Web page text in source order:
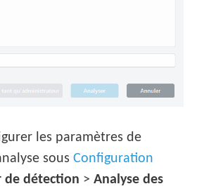
les paramètres de
sousConfiguration
de détection >Analyse des